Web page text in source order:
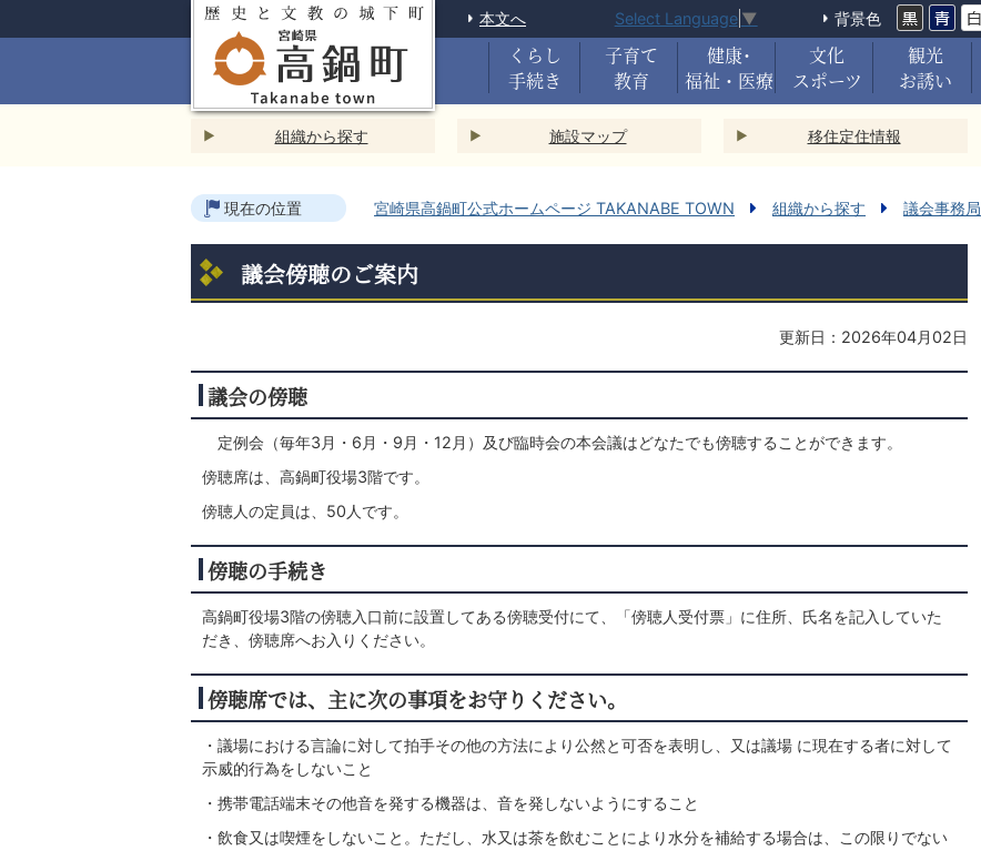
本文へ Select Language ▼ 背景色
くらし
手続き
子育て
教育
健康･
福祉・医療
文化
スポーツ
観光
お誘い
組織から探す 施設マップ 移住定住情報
現在の位置 宮崎県高鍋町公式ホームページ TAKANABE TOWN 組織から探す 議会事務局
議会傍聴のご案内
更新日：2026年04月02日
議会の傍聴
定例会（毎年3月・6月・9月・12月）及び臨時会の本会議はどなたでも傍聴することができます。
傍聴席は、高鍋町役場3階です。
傍聴人の定員は、50人です。
傍聴の手続き
高鍋町役場3階の傍聴入口前に設置してある傍聴受付にて、「傍聴人受付票」に住所、氏名を記入していた
だき、傍聴席へお入りください。
傍聴席では、主に次の事項をお守りください。
・議場における言論に対して拍手その他の方法により公然と可否を表明し、又は議場 に現在する者に対して
示威的行為をしないこと
・携帯電話端末その他音を発する機器は、音を発しないようにすること
・飲食又は喫煙をしないこと。ただし、水又は茶を飲むことにより水分を補給する場合は、この限りでない